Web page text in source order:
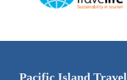
Pacific Island Travel